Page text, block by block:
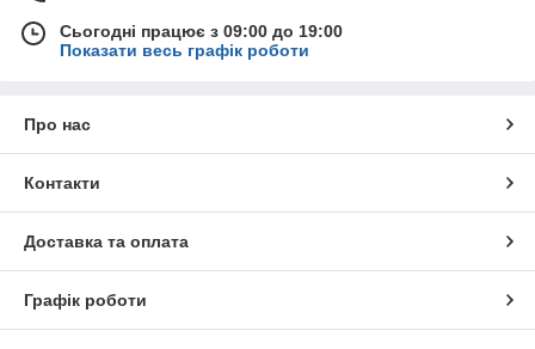
Сьогодні працює з 09:00 до 19:00
Показати весь графік роботи
Про нас
Контакти
Доставка та оплата
Графік роботи